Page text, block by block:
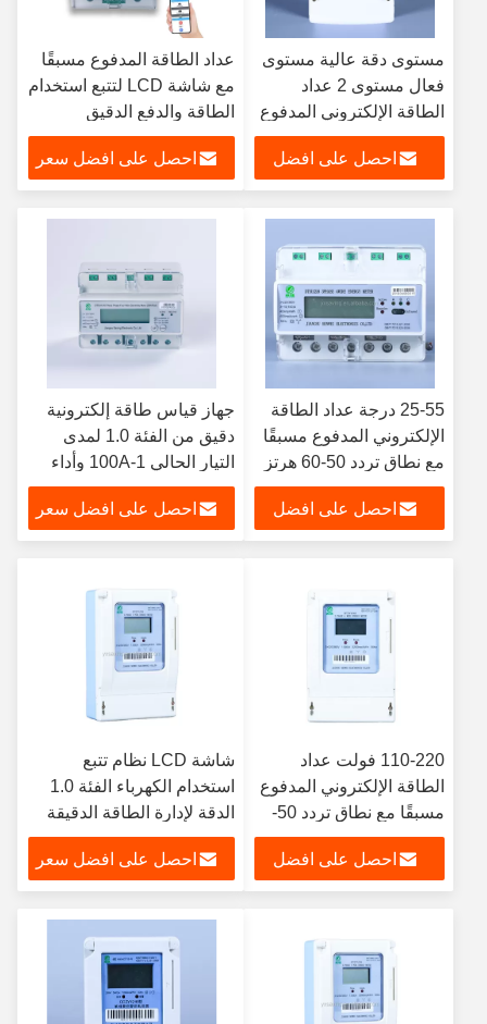
مستوى دقة عالية مستوى
فعال مستوى 2 عداد
الطاقة الإلكتروني المدفوع
مسبقا مع شاشة LCD
وتخزين بيانات 1000
كيلوواط
احصل على افضل
عداد الطاقة المدفوع مسبقًا
مع شاشة LCD لتتبع استخدام
الطاقة والدفع الدقيق
احصل على افضل سعر
25-55 درجة عداد الطاقة
الإلكتروني المدفوع مسبقًا
مع نطاق تردد 50-60 هرتز
وإمدادات الطاقة AC / DC
احصل على افضل
جهاز قياس طاقة إلكترونية
دقيق من الفئة 1.0 لمدى
التيار الحالي 1-100A وأداء
دقيق
احصل على افضل سعر
110-220 فولت عداد
الطاقة الإلكتروني المدفوع
مسبقًا مع نطاق تردد 50-
60 هرتز ورطوبة التخزين
والعمل ≤ 95%احصل على افضل
شاشة LCD نظام تتبع
استخدام الكهرباء الفئة 1.0
الدقة لإدارة الطاقة الدقيقة
احصل على افضل سعر